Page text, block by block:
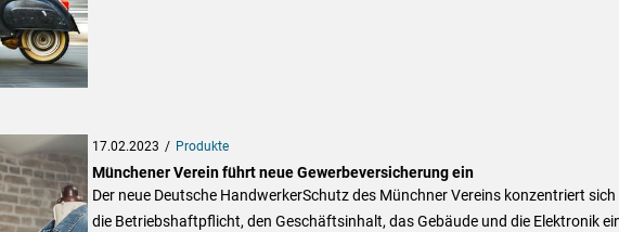
17.02.2023 Produkte
Münchener Verein führt neue Gewerbeversicherung ein
Der neue Deutsche HandwerkerSchutz des Münchner Vereins konzentriert
die Betriebshaftpflicht, den Geschäftsinhalt, das Gebäude und die Elektronik